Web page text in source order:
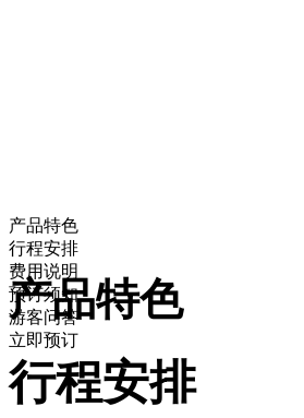
产品特色
行程安排
费用说明
预订须知
游客问答
立即预订
产品特色
行程安排